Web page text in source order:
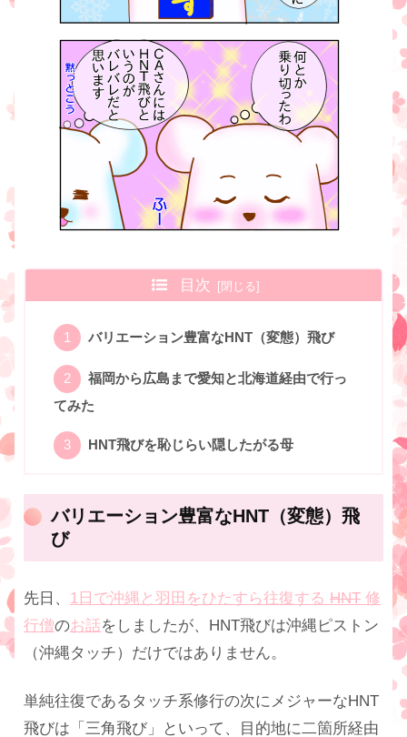
目次
バリエーション豊富なHNT（変態）飛び
福岡から広島まで愛知と北海道経由で行っ
てみた
HNT飛びを恥じらい隠したがる母
バリエーション豊富なHNT（変態）飛
び
先日、 1日で沖縄と羽田をひたすら往復する HNT 修
行僧のお話をしましたが、HNT飛びは沖縄ピストン
（沖縄タッチ）だけではありません。
単純往復であるタッチ系修行の次にメジャーなHNT
飛びは「三角飛び」といって、目的地に二箇所経由